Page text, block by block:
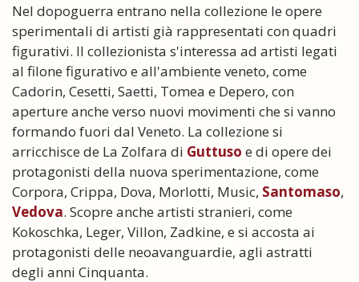
Nel dopoguerra entrano nella collezione le opere
sperimentali di artisti già rappresentati con quadri
figurativi. Il collezionista s'interessa ad artisti legati
al filone figurativo e all'ambiente veneto, come
Cadorin, Cesetti, Saetti, Tomea e Depero, con
aperture anche verso nuovi movimenti che si vanno
formando fuori dal Veneto. La collezione si
arricchisce de La Zolfara di Guttuso e di opere dei
protagonisti della nuova sperimentazione, come
Corpora, Crippa, Dova, Morlotti, Music, Santomaso,
Vedova. Scopre anche artisti stranieri, come
Kokoschka, Leger, Villon, Zadkine, e si accosta ai
protagonisti delle neoavanguardie, agli astratti
degli anni Cinquanta.